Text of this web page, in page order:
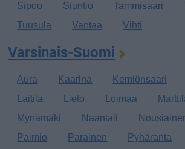
Sipoo
Siuntio Tammisaari
Tuusula
Vantaa Vihti
Varsinais-Suomi
Aura Kaarina Kemiönsaari
Laitila
Lieto Loimaa
Mynämäki
Naantali
Paimio
Parainen Pyhäranta